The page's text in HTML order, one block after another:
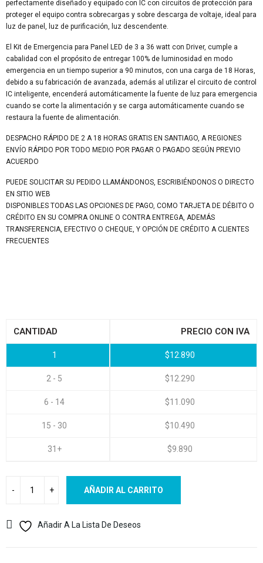
perfectamente diseñado y equipado con IC con circuitos de protección para
proteger el equipo contra sobrecargas y sobre descarga de voltaje, ideal para
luz de panel, luz de purificación, luz descendente.
El Kit de Emergencia para Panel LED de 3 a 36 watt con Driver, cumple a
cabalidad con el propósito de entregar 100% de luminosidad en modo
emergencia en un tiempo superior a 90 minutos, con una carga de 18 Horas,
debido a su fabricación de avanzada, además al utilizar el circuito de control
IC inteligente, encenderá automáticamente la fuente de luz para emergencia
cuando se corte la alimentación y se carga automáticamente cuando se
restaura la fuente de alimentación.
DESPACHO RÁPIDO DE 2 A 18 HORAS GRATIS EN SANTIAGO, A REGIONES
ENVÍO RÁPIDO POR TODO MEDIO POR PAGAR O PAGADO SEGÚN PREVIO
ACUERDO
PUEDE SOLICITAR SU PEDIDO LLAMÁNDONOS, ESCRIBIÉNDONOS O DIRECTO
EN SITIO WEB
DISPONIBLES TODAS LAS OPCIONES DE PAGO, COMO TARJETA DE DÉBITO O
CRÉDITO EN SU COMPRA ONLINE O CONTRA ENTREGA, ADEMÁS
TRANSFERENCIA, EFECTIVO O CHEQUE, Y OPCIÓN DE CRÉDITO A CLIENTES
FRECUENTES
CANTIDAD PRECIO CON IVA
1 $12.890
2 - 5 $12.290
6 - 14 $11.090
15 - 30 $10.490
31+ $9.890
AÑADIR AL CARRITO
Añadir A La Lista De Deseos